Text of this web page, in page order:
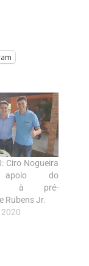
Ciro Nogueira
apoio do
à pré-
Rubens Jr.